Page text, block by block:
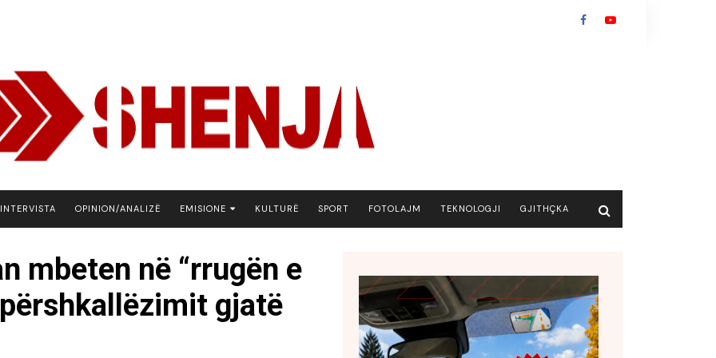
INTERVISTA OPINION/ANALIZË EMISIONE
BOTA NE FOKUS
EKONOMIKS
EMISION DEBATIV
KULTURË SPORT FOTOLAJM TEKNOLOGJI GJITHÇKA
mbeten në “rrugën e
gjatë